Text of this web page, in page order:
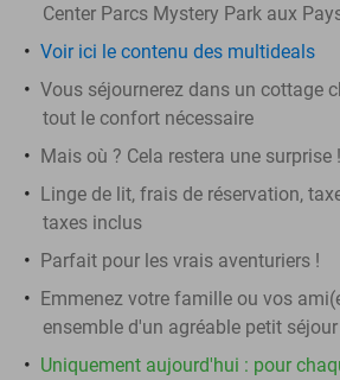
Center Parcs Mystery Park aux
Voir ici le contenu des multideals
Vous séjournerez dans un cottage
tout le confort nécessaire
Mais où ? Cela restera une surprise !
Linge de lit, frais de réservation,
taxes inclus
Parfait pour les vrais aventuriers !
Emmenez votre famille ou vos
ensemble d'un agréable petit séjour
Uniquement aujourd'hui : pour